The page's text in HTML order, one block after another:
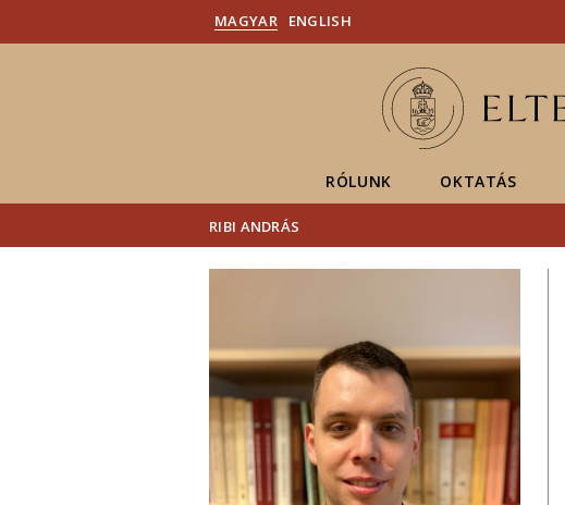
MAGYAR ENGLISH
RÓLUNK OKTATÁS
RIBI ANDRÁS